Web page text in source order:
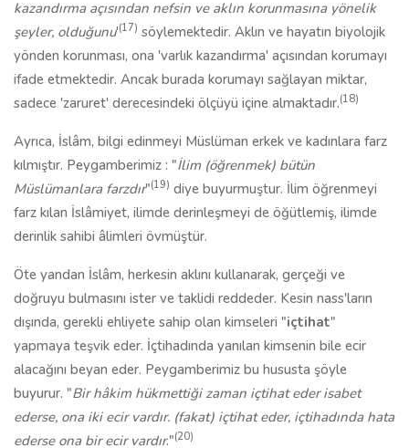
kazandırma açısından nefsin ve aklın korunmasına yönelik
şeyler, olduğunu'(17) söylemektedir. Aklın ve hayatın biyolojik
yönden korunması, ona 'varlık kazandırma' açısından korumayı
ifade etmektedir. Ancak burada korumayı sağlayan miktar,
sadece 'zaruret' derecesindeki ölçüyü içine almaktadır.(18)
Ayrıca, İslâm, bilgi edinmeyi Müslüman erkek ve kadınlara farz
kılmıştır. Peygamberimiz : "İlim (öğrenmek) bütün
Müslümanlara farzdır"(19) diye buyurmuştur. İlim öğrenmeyi
farz kılan İslâmiyet, ilimde derinleşmeyi de öğütlemiş, ilimde
derinlik sahibi âlimleri övmüştür.
Öte yandan İslâm, herkesin aklını kullanarak, gerçeği ve
doğruyu bulmasını ister ve taklidi reddeder. Kesin nass'ların
dışında, gerekli ehliyete sahip olan kimseleri "içtihat"
yapmaya teşvik eder. İçtihadında yanılan kimsenin bile ecir
alacağını beyan eder. Peygamberimiz bu hususta şöyle
buyurur. "Bir hâkim hükmettiği zaman içtihat eder isabet
ederse, ona iki ecir vardır. (fakat) içtihat eder, içtihadında hata
ederse ona bir ecir vardır."(20)